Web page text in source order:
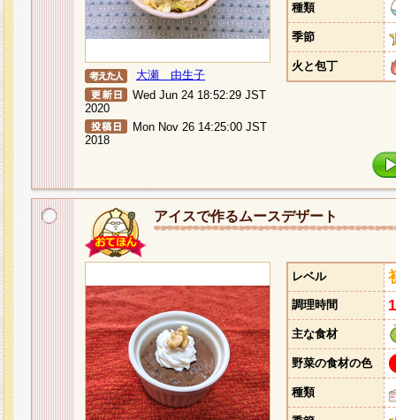
大瀬 由生子
Wed Jun 24 18:52:29 JST
2020
Mon Nov 26 14:25:00 JST
2018
種類
季節
火と包丁
アイスで作るムースデザート
レベル
調理時間
主な食材
野菜の食材の色
種類